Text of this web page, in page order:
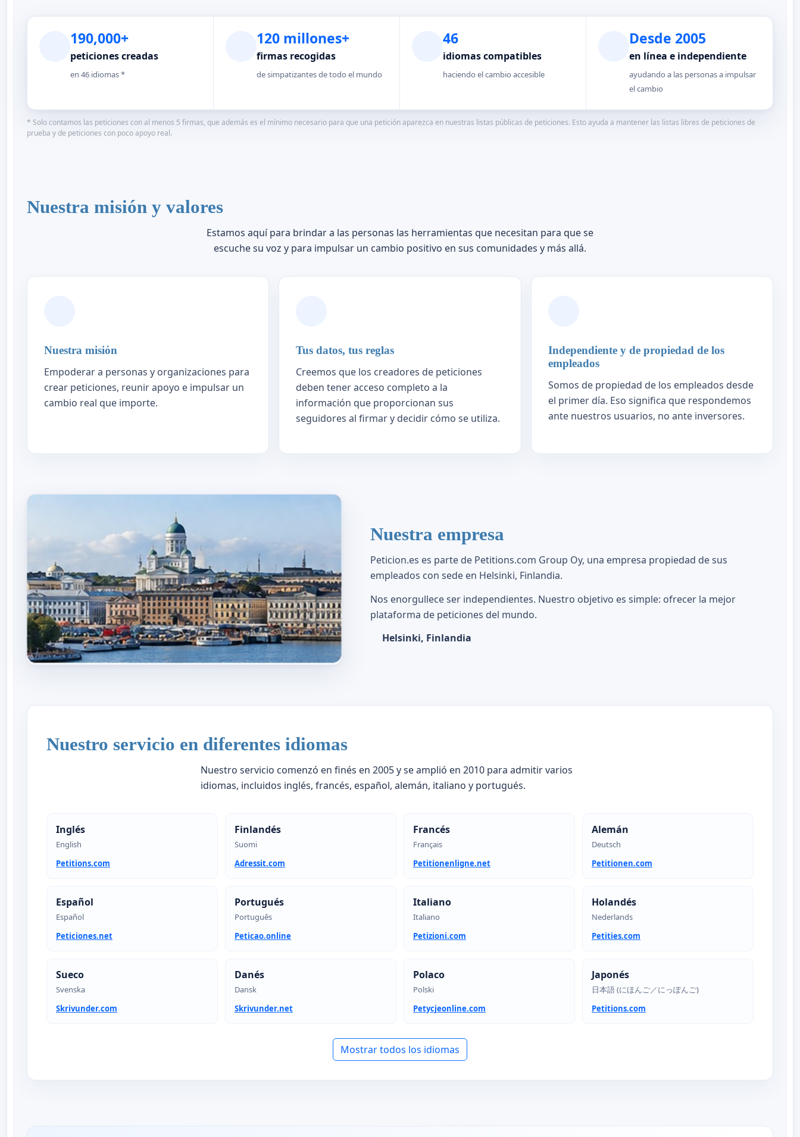
190,000+
peticiones creadas
en 46 idiomas *
120 millones+
firmas recogidas
de simpatizantes de todo el mundo
46
idiomas compatibles
haciendo el cambio accesible
Desde 2005
en línea e independiente
ayudando a las personas a impulsar
el cambio
* Solo contamos las peticiones con al menos 5 firmas, que además es el mínimo necesario para que una petición aparezca en nuestras listas públicas de peticiones. Esto ayuda a mantener las listas libres de peticiones de
prueba y de peticiones con poco apoyo real.
Nuestra misión y valores
Estamos aquí para brindar a las personas las herramientas que necesitan para que se
escuche su voz y para impulsar un cambio positivo en sus comunidades y más allá.
Nuestra misión
Empoderar a personas y organizaciones para
crear peticiones, reunir apoyo e impulsar un
cambio real que importe.
Tus datos, tus reglas
Creemos que los creadores de peticiones
deben tener acceso completo a la
información que proporcionan sus
seguidores al firmar y decidir cómo se utiliza.
Independiente y de propiedad de los
empleados
Somos de propiedad de los empleados desde
el primer día. Eso significa que respondemos
ante nuestros usuarios, no ante inversores.
Nuestra empresa
Peticion.es es parte de Petitions.com Group Oy, una empresa propiedad de sus
empleados con sede en Helsinki, Finlandia.
Nos enorgullece ser independientes. Nuestro objetivo es simple: ofrecer la mejor
plataforma de peticiones del mundo.
Helsinki, Finlandia
Nuestro servicio en diferentes idiomas
Nuestro servicio comenzó en finés en 2005 y se amplió en 2010 para admitir varios
idiomas, incluidos inglés, francés, español, alemán, italiano y portugués.
Inglés
English
Petitions.com
Finlandés
Suomi
Adressit.com
Francés
Français
Petitionenligne.net
Alemán
Deutsch
Petitionen.com
Español
Español
Peticiones.net
Portugués
Português
Peticao.online
Italiano
Italiano
Petizioni.com
Holandés
Nederlands
Petities.com
Sueco
Svenska
Skrivunder.com
Danés
Dansk
Skrivunder.net
Polaco
Polski
Petycjeonline.com
Japonés
日本語 (にほんご／にっぽんご)
Petitions.com
Mostrar todos los idiomas